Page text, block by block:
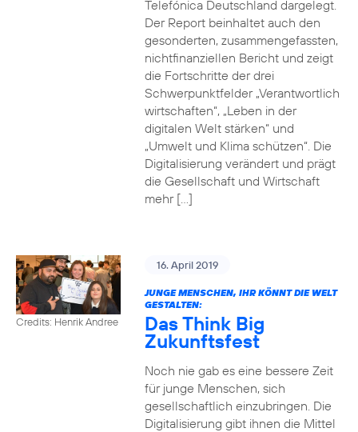
Telefónica Deutschland dargelegt.
Der Report beinhaltet auch den
gesonderten, zusammengefassten,
nichtfinanziellen Bericht und zeigt
die Fortschritte der drei
Schwerpunktfelder „Verantwortlich
wirtschaften“, „Leben in der
digitalen Welt stärken“ und
„Umwelt und Klima schützen“. Die
Digitalisierung verändert und prägt
die Gesellschaft und Wirtschaft
mehr […]
Credits: Henrik Andree
16. April 2019
JUNGE MENSCHEN, IHR KÖNNT DIE WELT
GESTALTEN:
Das Think Big
Zukunftsfest
Noch nie gab es eine bessere Zeit
für junge Menschen, sich
gesellschaftlich einzubringen. Die
Digitalisierung gibt ihnen die Mittel